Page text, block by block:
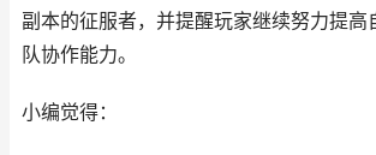
副本的征服者，并提醒玩家继续努力提高
队协作能力。
小编觉得：